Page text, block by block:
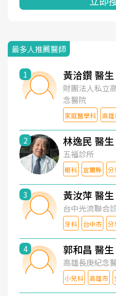
最多人推薦醫師
1 黃洽鑽 醫生
財團法人私立
念醫院
家庭醫學科 高
2 林逸民 醫生
五福診所
眼科 宜蘭縣 分
3 黃汝萍 醫生
台中光流聯合
牙科 台中市 分
4 郭和昌 醫生
高雄長庚紀念
小兒科 高雄市